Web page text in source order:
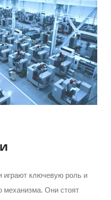
играют ключевую роль и
механизма. Они стоят